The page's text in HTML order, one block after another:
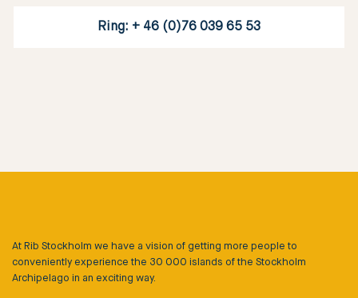
Ring: + 46 (0)76 039 65 53
At Rib Stockholm we have a vision of getting more people to
conveniently experience the 30 000 islands of the Stockholm
Archipelago in an exciting way.